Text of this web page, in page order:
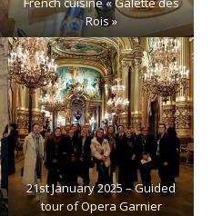
Rois »
21st January 2025 – Guided
tour of Opera Garnier